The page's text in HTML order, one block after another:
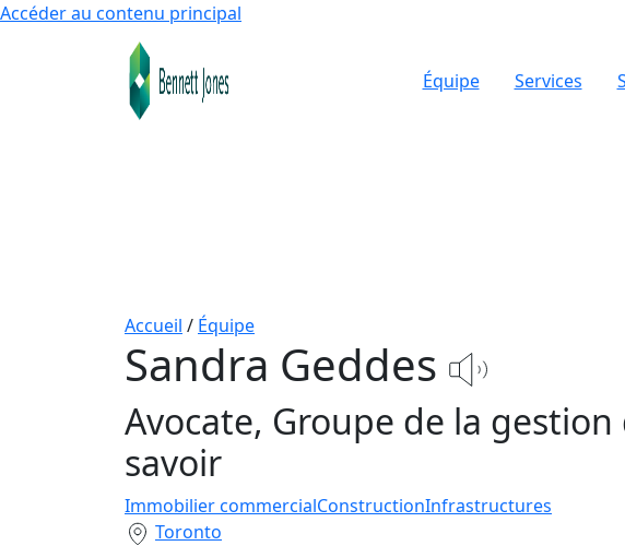
Accéder au contenu principal
Équipe Services
Accueil / Équipe
Sandra Geddes
Avocate, Groupe de la gestion
savoir
Immobilier commercialConstructionInfrastructures
Toronto